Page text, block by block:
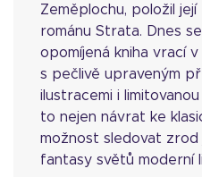
Zeměplochu, položil
románu Strata. Dnes
opomíjená kniha vrací
s pečlivě upraveným
ilustracemi i
to nejen návrat ke
možnost sledovat zrod
fantasy světů moderní